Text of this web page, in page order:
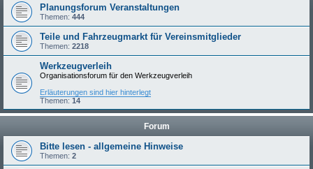
Planungsforum Veranstaltungen
Themen: 444
Teile und Fahrzeugmarkt für Vereinsmitglieder
Themen: 2218
Werkzeugverleih
Organisationsforum für den Werkzeugverleih
Erläuterungen sind hier hinterlegt
Themen: 14
Forum
Bitte lesen - allgemeine Hinweise
Themen: 2